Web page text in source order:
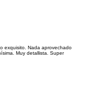
exquisito. Nada aprovechado
Muy detallista. Super